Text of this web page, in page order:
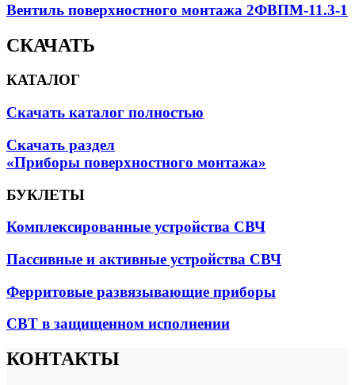
Вентиль поверхностного монтажа 2ФВПМ-11.3-1
СКАЧАТЬ
КАТАЛОГ
Скачать каталог полностью
Скачать раздел
«Приборы поверхностного монтажа»
БУКЛЕТЫ
Комплексированные устройства СВЧ
Пассивные и активные устройства СВЧ
Ферритовые развязывающие приборы
СВТ в защищенном исполнении
КОНТАКТЫ